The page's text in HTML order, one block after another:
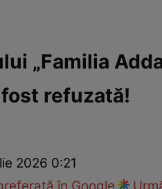
„Familia
refuzată!
2026 0:21